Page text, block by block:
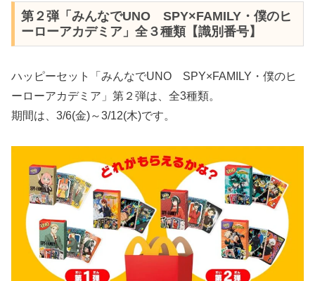
第２弾「みんなでUNO SPY×FAMILY・僕のヒ
ーローアカデミア」全３種類【識別番号】
ハッピーセット「みんなでUNO SPY×FAMILY・僕のヒ
ーローアカデミア」第２弾は、全3種類。
期間は、3/6(金)～3/12(木)です。